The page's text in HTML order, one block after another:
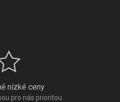
nízké ceny
pro nás prioritou.